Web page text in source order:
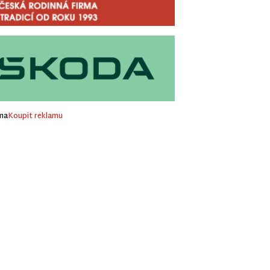
Koupit reklamu